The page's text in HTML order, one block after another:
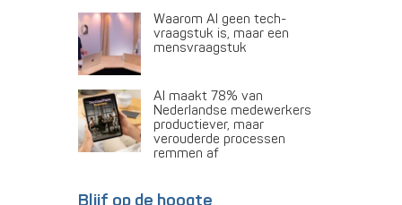
Waarom AI geen tech-
vraagstuk is, maar een
mensvraagstuk
AI maakt 78% van
Nederlandse medewerkers
productiever, maar
verouderde processen
remmen af
Blijf op de hoogte